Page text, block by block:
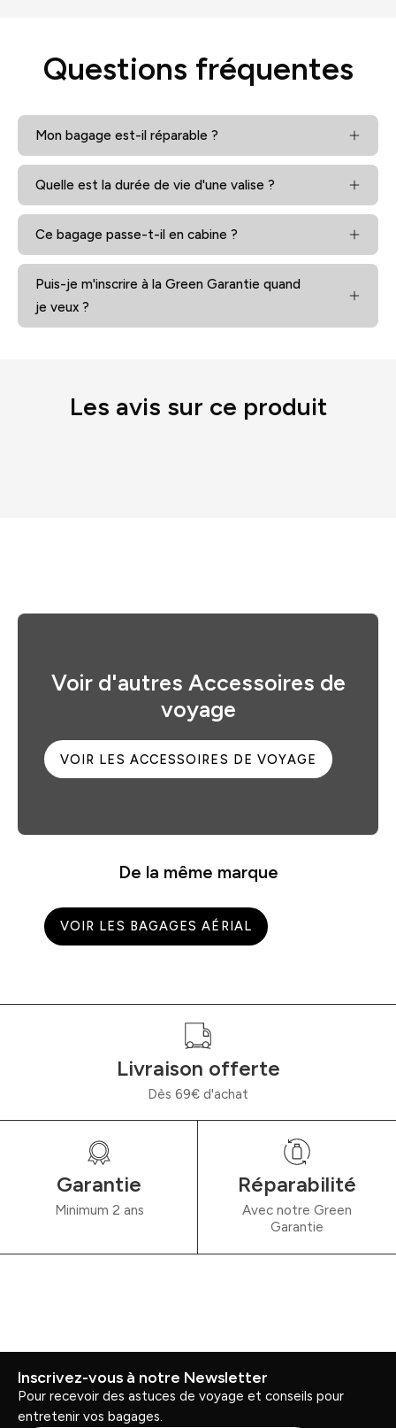
Questions fréquentes
Mon bagage est-il réparable ?
Quelle est la durée de vie d'une valise ?
Ce bagage passe-t-il en cabine ?
Puis-je m'inscrire à la Green Garantie quand
je veux ?
Les avis sur ce produit
Voir d'autres Accessoires de
voyage
VOIR LES ACCESSOIRES DE VOYAGE
De la même marque
VOIR LES BAGAGES AÉRIAL
Livraison offerte
Dès 69€ d'achat
Garantie
Minimum 2 ans
Réparabilité
Avec notre Green
Garantie
Inscrivez-vous à notre Newsletter
Pour recevoir des astuces de voyage et conseils pour
entretenir vos bagages.